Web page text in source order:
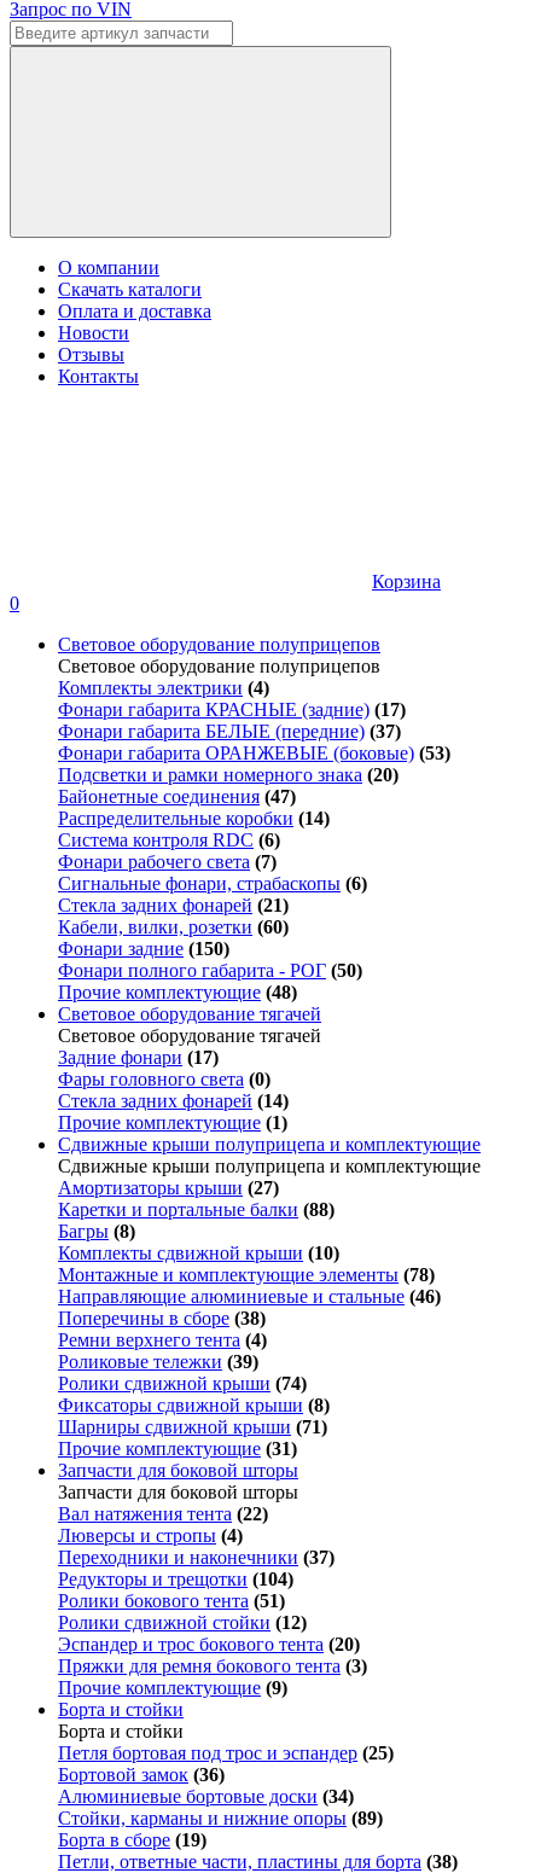
Запрос по VIN
О компании
Скачать каталоги
Оплата и доставка
Новости
Отзывы
Контакты
Корзина
0
Световое оборудование полуприцепов
Световое оборудование полуприцепов
Комплекты электрики (4)
Фонари габарита КРАСНЫЕ (задние) (17)
Фонари габарита БЕЛЫЕ (передние) (37)
Фонари габарита ОРАНЖЕВЫЕ (боковые) (53)
Подсветки и рамки номерного знака (20)
Байонетные соединения (47)
Распределительные коробки (14)
Система контроля RDC (6)
Фонари рабочего света (7)
Сигнальные фонари, страбаскопы (6)
Стекла задних фонарей (21)
Кабели, вилки, розетки (60)
Фонари задние (150)
Фонари полного габарита - РОГ (50)
Прочие комплектующие (48)
Световое оборудование тягачей
Световое оборудование тягачей
Задние фонари (17)
Фары головного света (0)
Стекла задних фонарей (14)
Прочие комплектующие (1)
Сдвижные крыши полуприцепа и комплектующие
Сдвижные крыши полуприцепа и комплектующие
Амортизаторы крыши (27)
Каретки и портальные балки (88)
Багры (8)
Комплекты сдвижной крыши (10)
Монтажные и комплектующие элементы (78)
Направляющие алюминиевые и стальные (46)
Поперечины в сборе (38)
Ремни верхнего тента (4)
Роликовые тележки (39)
Ролики сдвижной крыши (74)
Фиксаторы сдвижной крыши (8)
Шарниры сдвижной крыши (71)
Прочие комплектующие (31)
Запчасти для боковой шторы
Запчасти для боковой шторы
Вал натяжения тента (22)
Люверсы и стропы (4)
Переходники и наконечники (37)
Редукторы и трещотки (104)
Ролики бокового тента (51)
Ролики сдвижной стойки (12)
Эспандер и трос бокового тента (20)
Пряжки для ремня бокового тента (3)
Прочие комплектующие (9)
Борта и стойки
Борта и стойки
Петля бортовая под трос и эспандер (25)
Бортовой замок (36)
Алюминиевые бортовые доски (34)
Стойки, карманы и нижние опоры (89)
Борта в сборе (19)
Петли, ответные части, пластины для борта (38)